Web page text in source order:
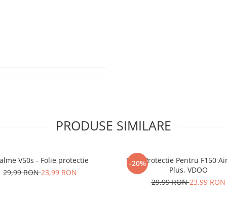
foliilorNU
SPARGEin
PRODUSE SIMILARE
V50s - Folie protectie
29,99 RON23,99 RON
-20%
Folie Protectie Pentru F150
Plus, VDOO
29,99 RON23,99 RON